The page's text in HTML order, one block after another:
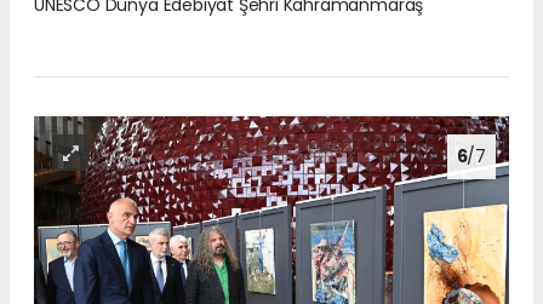
6/7